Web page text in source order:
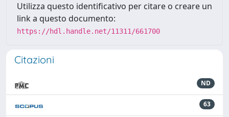
Utilizza questo identificativo per citare o creare un
link a questo documento:
https://hdl.handle.net/11311/661700
Citazioni
ND
63